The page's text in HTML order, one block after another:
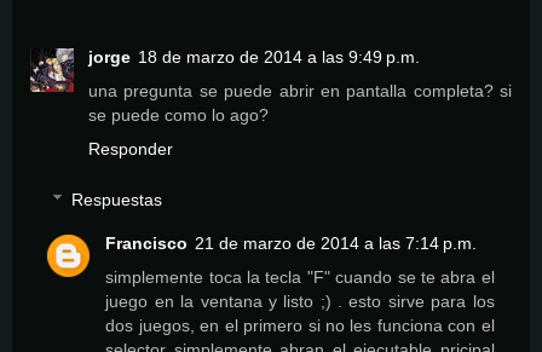
jorge 18 de marzo de 2014 a las 9:49 p.m.
una pregunta se puede abrir en pantalla completa? si
se puede como lo ago?
Responder
Respuestas
Francisco 21 de marzo de 2014 a las 7:14 p.m.
simplemente toca la tecla "F" cuando se te abra el
juego en la ventana y listo ;) . esto sirve para los
dos juegos, en el primero si no les funciona con el